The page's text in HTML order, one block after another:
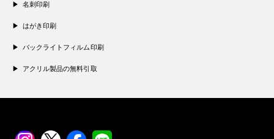
名刺印刷
はがき印刷
バックライトフィルム印刷
アクリル製品の無料引取